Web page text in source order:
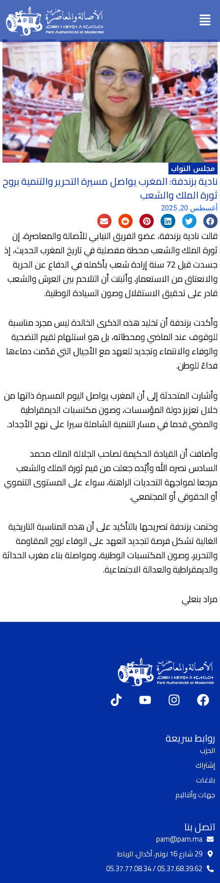
إلىMenu
مجلس النواب
نادية بزندفة: المغرب يواصل مسيرة التحرير والتنمية بروح
ثورة الملك والشعب
أغسطس 20, 2025
قالت نادية بزندفة، عضو الفريق النيابي للأصالة والمعاصرة، إن
ثورة الملك والشعب محطة مفصلية في تاريخ المغرب الحديث، إذ
جسدت قبل 72 سنة إرادة شعب بأكمله في الدفاع عن الحرية
والانعتاق من الاستعمار، وأثبتت أن التلاحم بين العرش والشعب
قادر على تحقيق الاستقلال وصون السيادة الوطنية.
وأكدت بزندفة أن تخليد هذه الذكرى الخالدة ليس مجرد مناسبة
للوقوف عند الماضي ومحطاته، بل هو استلهام لقيم التضحية
والوفاء والانتماء وتجديد للعهد مع الأجيال التي قدّمت دماءها
فداءً للوطن.
وأشارت المتحدثة إلى أن المغرب يواصل اليوم المسيرة ذاتها من
خلال تعزيز دولة المؤسسات، وصون مكتسبات الديمقراطية
والمضي قدما في مسار التنمية الشاملة سيرا على نهج الأجداد.
وأضافت أن القيادة الحكيمة لصاحب الجلالة الملك محمد
السادس نصره الله وأيّده جعلت من قيم ثورة الملك والشعب
مرجعا لمواجهة التحديات الراهنة، سواء على المستوى التنموي
أو الحقوقي أو المجتمعي.
وختمت بزندفة تصريحها بالتأكيد على أن هذه المناسبة التاريخية
الغالية تشكل فرصة لتجديد العهد على الوفاء لروح المقاومة
والتحرير، وصون المكتسبات الوطنية، ومواصلة بناء مغرب الحداثة
والديمقراطية والعدالة الاجتماعية.
مراد بنعلي
F
a
b
o
o
k
I
n
a
Y
o
T
i
روابط سريعة
الحزب
إشتراك
بلاغات
جهات وأقاليم
اتصل بنا
pam@pam.ma
29 شارع 16 نونبر، أكدال، الرباط
05.37.68.39.62 / 05.37.77.08.34